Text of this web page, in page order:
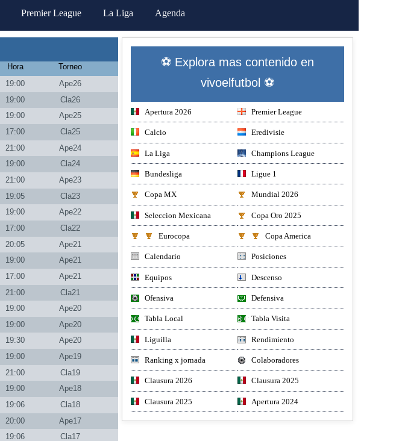
Premier League La Liga Agenda
Hora
Torneo
19:00
Ape26
19:00
Cla26
19:00
Ape25
17:00
Cla25
21:00
Ape24
19:00
Cla24
21:00
Ape23
19:05
Cla23
19:00
Ape22
17:00
Cla22
20:05
Ape21
19:00
Ape21
17:00
Ape21
21:00
Cla21
19:00
Ape20
19:00
Ape20
19:30
Ape20
19:00
Ape19
21:00
Cla19
19:00
Ape18
19:06
Cla18
20:00
Ape17
19:06
Cla17
⚽ Explora mas contenido en
vivoelfutbol ⚽
Apertura 2026 Premier League
Calcio Eredivisie
La Liga Champions League
Bundesliga Ligue 1
Copa MX Mundial 2026
Seleccion Mexicana Copa Oro 2025
Eurocopa Copa America
Calendario Posiciones
Equipos Descenso
Ofensiva Defensiva
Tabla Local Tabla Visita
Liguilla Rendimiento
Ranking x jornada Colaboradores
Clausura 2026 Clausura 2025
Clausura 2025 Apertura 2024